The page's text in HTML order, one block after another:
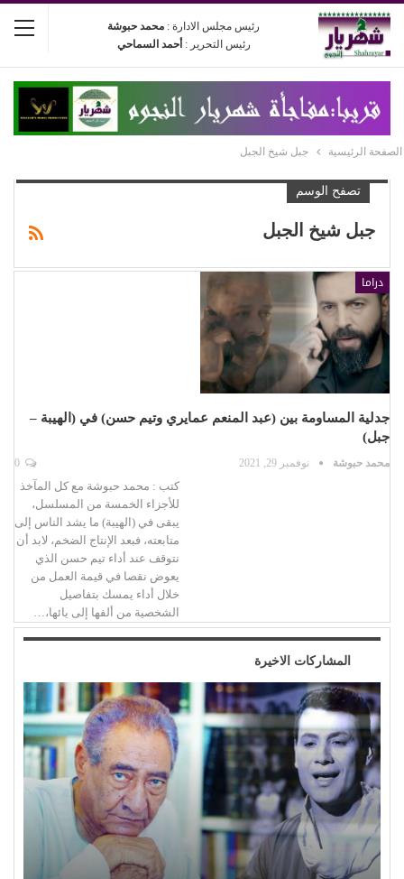
رئيس مجلس الادارة : محمد حبوشة
رئيس التحرير : أحمد السماحي
الصفحة الرئيسية جبل شيخ الجبل
تصفح الوسم
جبل شيخ الجبل
دراما
جدلية المساومة بين (عبد المنعم عمايري وتيم حسن) في (الهيبة –
جبل)
محمد حبوشة نوفمبر 29, 2021
كتب : محمد حبوشة مع كل المآخذ
للأجزاء الخمسة من المسلسل،
يبقى في (الهيبة) ما يشد الناس إلى
متابعته، فبعد الإنتاج الضخم، لابد أن
نتوقف عند أداء تيم حسن الذي
يعوض نقصا في قيمة العمل من
خلال أداء يمسك بتفاصيل
الشخصية من ألفها إلى يائها،…
المشاركات الاخيرة